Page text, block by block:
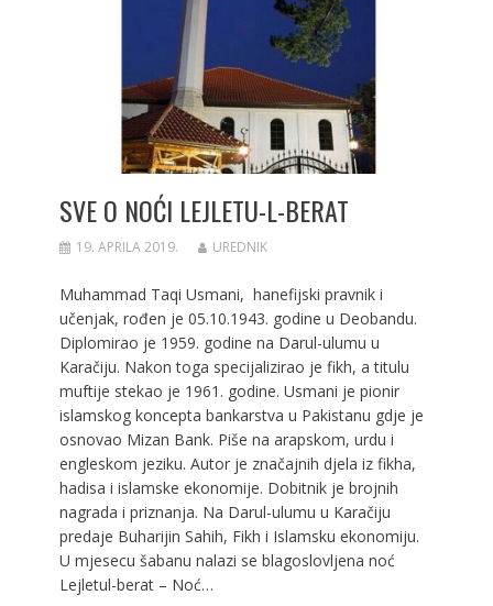
SVE O NOĆI LEJLETU-L-BERAT
19. APRILA 2019. UREDNIK
Muhammad Taqi Usmani, hanefijski pravnik i
učenjak, rođen je 05.10.1943. godine u Deobandu.
Diplomirao je 1959. godine na Darul-ulumu u
Karačiju. Nakon toga specijalizirao je fikh, a titulu
muftije stekao je 1961. godine. Usmani je pionir
islamskog koncepta bankarstva u Pakistanu gdje je
osnovao Mizan Bank. Piše na arapskom, urdu i
engleskom jeziku. Autor je značajnih djela iz fikha,
hadisa i islamske ekonomije. Dobitnik je brojnih
nagrada i priznanja. Na Darul-ulumu u Karačiju
predaje Buharijin Sahih, Fikh i Islamsku ekonomiju.
U mjesecu šabanu nalazi se blagoslovljena noć
Lejletul-berat – Noć…